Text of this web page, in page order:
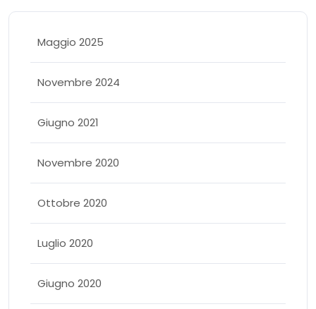
Maggio 2025
Novembre 2024
Giugno 2021
Novembre 2020
Ottobre 2020
Luglio 2020
Giugno 2020